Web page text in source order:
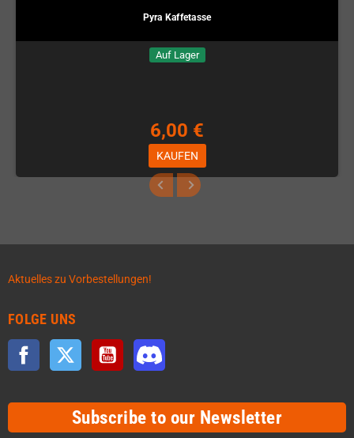
Pyra Kaffetasse
Auf Lager
6,00 €
KAUFEN
Aktuelles zu Vorbestellungen!
FOLGE UNS
Facebook Twitter YouTube
Subscribe to our Newsletter